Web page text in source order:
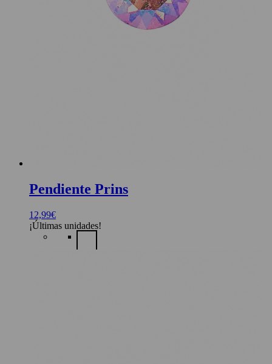
Pendiente Prins
12,99€
¡Últimas unidades!